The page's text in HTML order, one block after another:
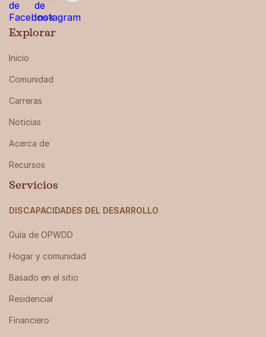
Explorar
Inicio
Comunidad
Carreras
Noticias
Acerca de
Recursos
Servicios
DISCAPACIDADES DEL DESARROLLO
Guía de OPWDD
Hogar y comunidad
Basado en el sitio
Residencial
Financiero